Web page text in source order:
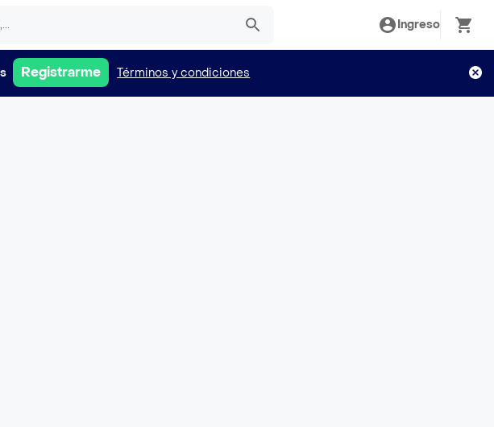
Ingreso
Registrarme Términos y condiciones